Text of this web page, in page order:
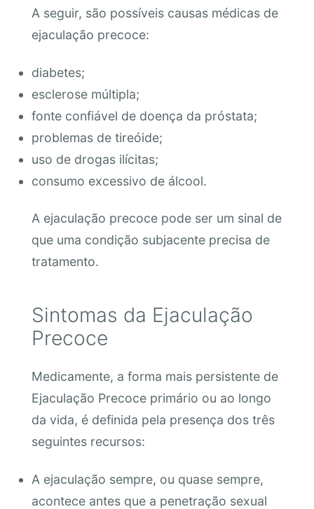
A seguir, são possíveis causas médicas de
ejaculação precoce:
diabetes;
esclerose múltipla;
fonte confiável de doença da próstata;
problemas de tireóide;
uso de drogas ilícitas;
consumo excessivo de álcool.
A ejaculação precoce pode ser um sinal de
que uma condição subjacente precisa de
tratamento.
Sintomas da Ejaculação
Precoce
Medicamente, a forma mais persistente de
Ejaculação Precoce primário ou ao longo
da vida, é definida pela presença dos três
seguintes recursos:
A ejaculação sempre, ou quase sempre,
acontece antes que a penetração sexual